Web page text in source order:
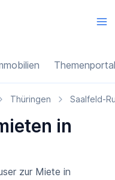
Thüringen Saalfeld-
in
zur Miete in